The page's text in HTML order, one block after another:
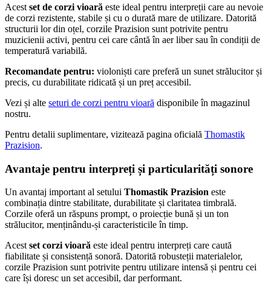
Acest set de corzi vioară este ideal pentru interpreții care au nevoie
de corzi rezistente, stabile și cu o durată mare de utilizare. Datorită
structurii lor din oțel, corzile Prazision sunt potrivite pentru
muzicienii activi, pentru cei care cântă în aer liber sau în condiții de
temperatură variabilă.
Recomandate pentru: violoniști care preferă un sunet strălucitor și
precis, cu durabilitate ridicată și un preț accesibil.
Vezi și alte seturi de corzi pentru vioară disponibile în magazinul
nostru.
Pentru detalii suplimentare, vizitează pagina oficială Thomastik
Prazision.
Avantaje pentru interpreți și particularități sonore
Un avantaj important al setului Thomastik Prazision este
combinația dintre stabilitate, durabilitate și claritatea timbrală.
Corzile oferă un răspuns prompt, o proiecție bună și un ton
strălucitor, menținându-și caracteristicile în timp.
Acestset corzi vioară este ideal pentru interpreți care caută
fiabilitate și consistență sonoră. Datorită robusteții materialelor,
corzile Prazision sunt potrivite pentru utilizare intensă și pentru cei
care își doresc un set accesibil, dar performant.